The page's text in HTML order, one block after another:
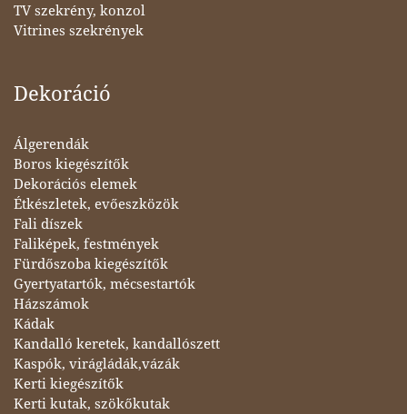
TV szekrény, konzol
Vitrines szekrények
Dekoráció
Álgerendák
Boros kiegészítők
Dekorációs elemek
Étkészletek, evőeszközök
Fali díszek
Faliképek, festmények
Fürdőszoba kiegészítők
Gyertyatartók, mécsestartók
Házszámok
Kádak
Kandalló keretek, kandallószett
Kaspók, virágládák,vázák
Kerti kiegészítők
Kerti kutak, szökőkutak